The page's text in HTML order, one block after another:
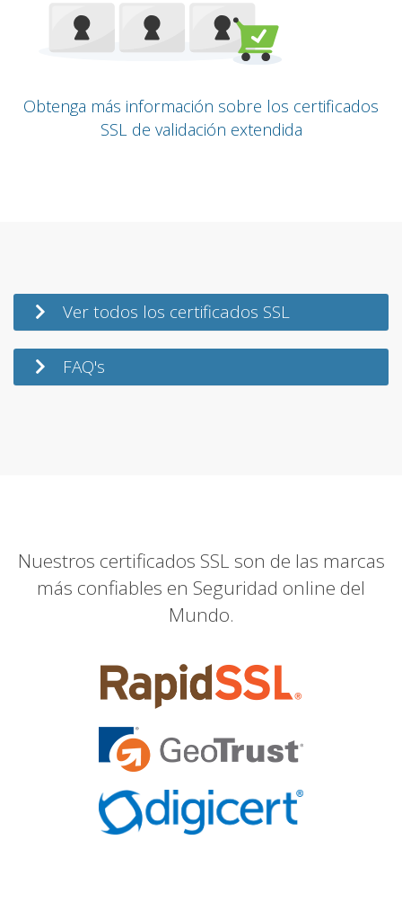
Obtenga más información sobre los certificados
SSL de validación extendida
Ver todos los certificados SSL
FAQ's
Nuestros certificados SSL son de las marcas
más confiables en Seguridad online del
Mundo.